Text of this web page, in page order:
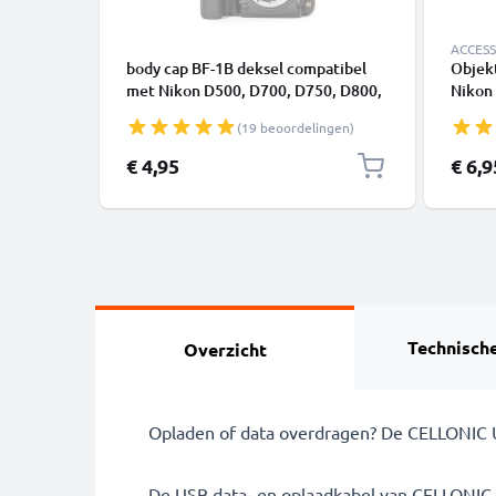
body cap BF-1B deksel compatibel
met Nikon D500, D700, D750, D800,
S AF-P A bajonet systeem - objectief
deksel
(19 beoordelingen)
€ 4,95
Nikon
AF-P,
€
Overzicht
Opladen of data overdragen? De